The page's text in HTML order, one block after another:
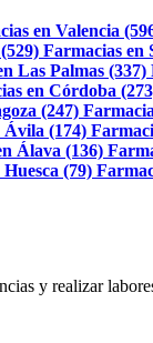
en Valencia
Farmacias en
Las Palmas (337)
en Córdoba
(247)
Ávila (174)
Álava (136)
(79)
y realizar